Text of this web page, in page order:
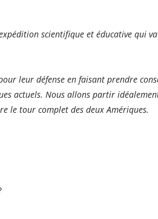
scientifique et éducative qui
leur défense en faisant prendre
actuels. Nous allons partir
le tour complet des deux Amériques.